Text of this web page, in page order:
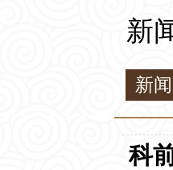
新
新
科